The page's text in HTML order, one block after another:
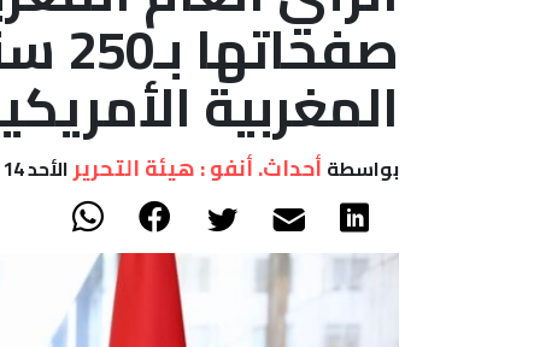
المغربية
بواسطة أحداث. أنفو : هيئة التحريرالأحد 14 يونيو, 2026 - 15:01